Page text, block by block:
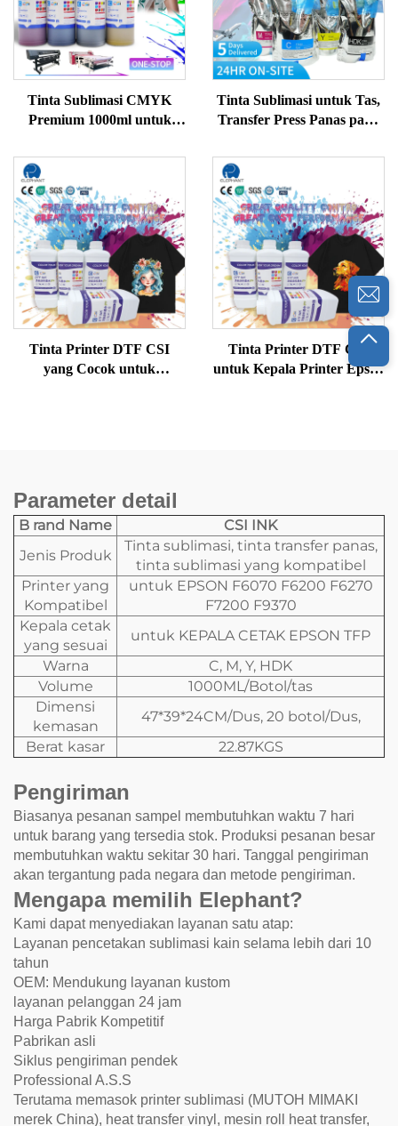
Tinta Sublimasi CMYK
Premium 1000ml untuk
Tinta Sublimasi untuk Tas,
Transfer Press Panas pada
Polyester, Casing Ponsel
Tinta Printer DTF CSI
yang Cocok untuk
Tinta Printer DTF CSI
untuk Kepala Printer Epson
Parameter detail
B rand Name
CSI INK
Jenis Produk
Tinta sublimasi, tinta transfer panas,
tinta sublimasi yang kompatibel
Printer yang
Kompatibel
untuk EPSON F6070 F6200 F6270
F7200 F9370
Kepala cetak
yang sesuai
untuk KEPALA CETAK EPSON TFP
Warna
C, M, Y, HDK
Volume
1000ML/Botol/tas
Dimensi
kemasan
47*39*24CM/Dus, 20 botol/Dus,
Berat kasar
22.87KGS
Pengiriman
Biasanya pesanan sampel membutuhkan waktu 7 hari
untuk barang yang tersedia stok. Produksi pesanan besar
membutuhkan waktu sekitar 30 hari. Tanggal pengiriman
akan tergantung pada negara dan metode pengiriman.
Mengapa memilih Elephant?
Kami dapat menyediakan layanan satu atap:
Layanan pencetakan sublimasi kain selama lebih dari 10
tahun
OEM: Mendukung layanan kustom
layanan pelanggan 24 jam
Harga Pabrik Kompetitif
Pabrikan asli
Siklus pengiriman pendek
Professional A.S.S
Terutama memasok printer sublimasi (MUTOH MIMAKI
merek China), heat transfer vinyl, mesin roll heat transfer,